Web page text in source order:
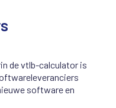
de vtlb-calculator is
software en